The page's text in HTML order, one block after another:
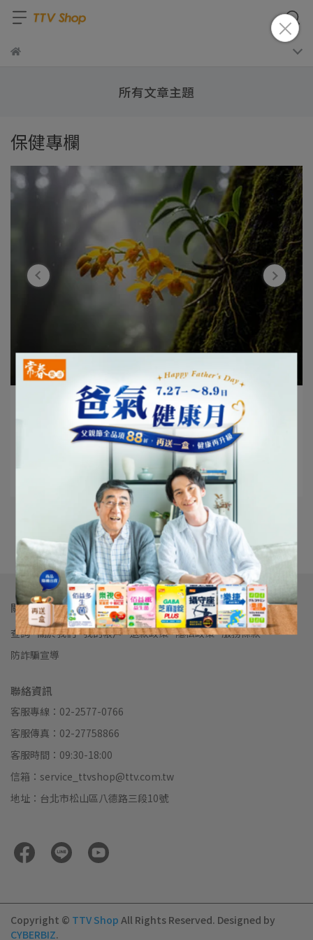
所有文章主題
保健專欄
jonathan | 2025-10-22
古代仙草「金釵石斛」是什麼？營養師帶你
更多文章
關於我們
查詢 關於我們 我的帳戶 退款政策 隱私政策 服務條款
防詐騙宣導
聯絡資訊
客服專線：02-2577-0766
客服傳真：02-27758866
客服時間：09:30-18:00
信箱：service_ttvshop@ttv.com.tw
地址：台北市松山區八德路三段10號
Copyright © TTV Shop All Rights Reserved. Designed by
CYBERBIZ.